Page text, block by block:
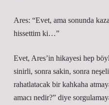
Ares: “Evet, ama sonunda
hissettim ki…”
Evet, Ares’in hikayesi hep
sinirli, sonra sakin, sonra
rahatlatacak bir kahkaha
amacı nedir?” diye